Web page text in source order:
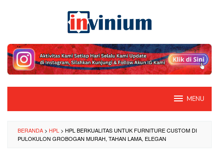
MENU
BERANDA > HPL > HPL BERKUALITAS UNTUK FURNITURE CUSTOM DI
PULOKULON GROBOGAN MURAH, TAHAN LAMA, ELEGAN